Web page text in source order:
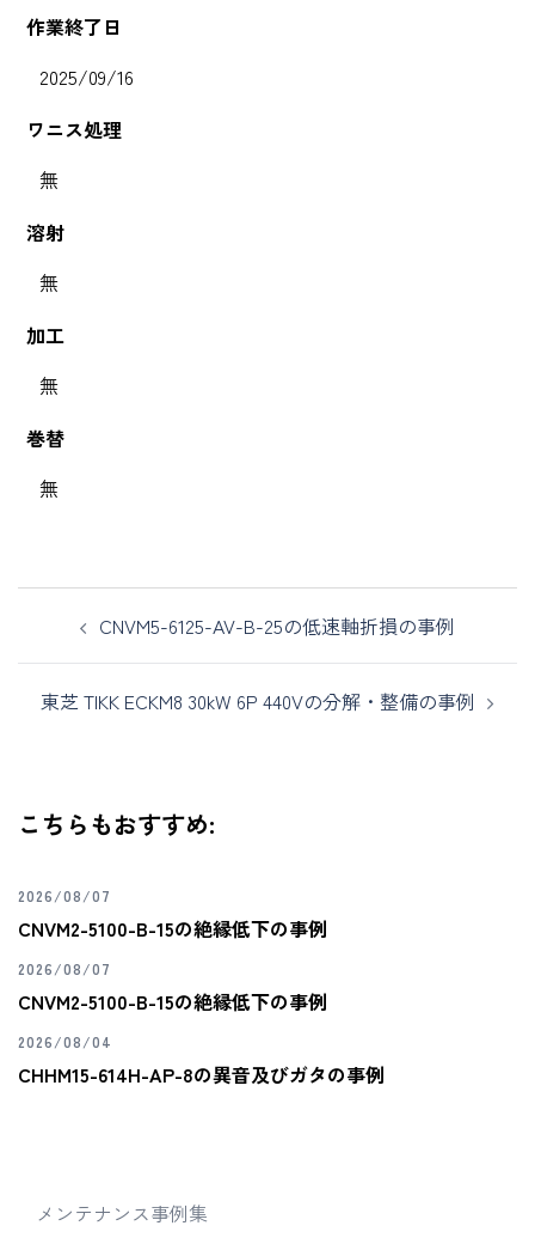
作業終了日
2025/09/16
ワニス処理
無
溶射
無
加工
無
巻替
無
CNVM5-6125-AV-B-25の低速軸折損の事例
東芝 TIKK ECKM8 30kW 6P 440Vの分解・整備の事例
こちらもおすすめ:
2026/08/07
CNVM2-5100-B-15の絶縁低下の事例
2026/08/07
CNVM2-5100-B-15の絶縁低下の事例
2026/08/04
CHHM15-614H-AP-8の異音及びガタの事例
メンテナンス事例集